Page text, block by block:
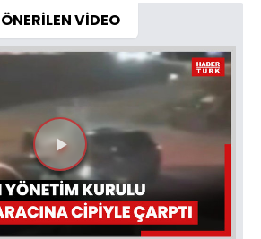
ÖNERİLEN VİDEO
Videoyu
Oynat